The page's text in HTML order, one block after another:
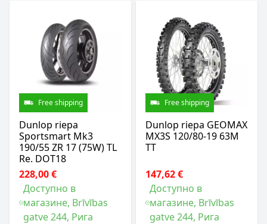
Free shipping
Dunlop riepa
Sportsmart Mk3
190/55 ZR 17 (75W) TL
Re. DOT18
228,00 €
Доступно в
магазине, Brīvības
gatve 244, Рига
Free shipping
Dunlop riepa GEOMAX
MX3S 120/80-19 63M
TT
147,62 €
Доступно в
магазине, Brīvības
gatve 244, Рига